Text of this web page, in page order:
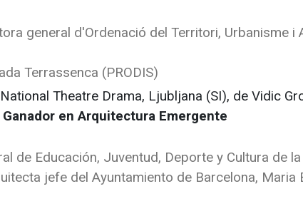
general d'Ordenació del Territori, Urbanisme i
Terrassenca (PRODIS)
Theatre Drama, Ljubljana (SI), de Vidic
Ganador en Arquitectura Emergente
de Educación, Juventud, Deporte y Cultura de
jefe del Ayuntamiento de Barcelona, Maria